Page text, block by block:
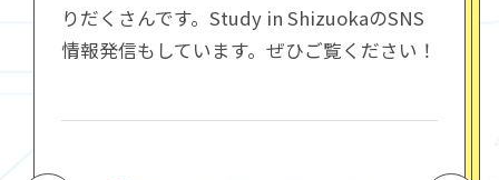
りだくさんです。Study in ShizuokaのSNS
情報発信もしています。ぜひご覧ください！